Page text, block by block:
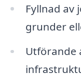
Fyllnad av
grunder
Utförande